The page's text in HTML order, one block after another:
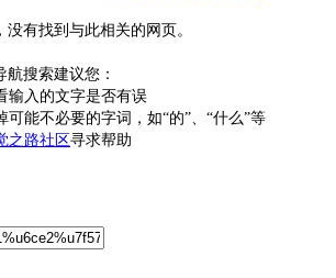
没有找到与此相关的网页。
航搜索建议您：
输入的文字是否有误
可能不必要的字词，如“的”、“什么”等
之路社区寻求帮助